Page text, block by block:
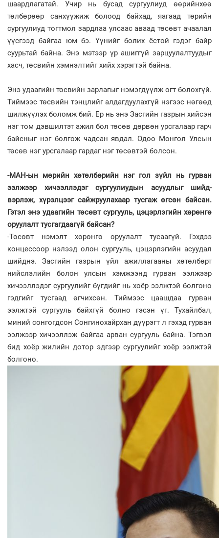
шаардлагатай. Учир нь бусад сургуулиуд өөрийнхөө
төлбөрөөр санхүүжиж болоод байхад, яагаад төрийн
сургуулиуд тогтмол зардлаа улсаас аваад төсөвт ачаалал
үүсгээд байгаа юм бэ. Үүнийг болих ёстой гэдэг байр
суурьтай байна. Энэ мэтээр үр ашиггүй зарцуулалтуудыг
хасч, төсвийн хэмнэлтийг хийх хэрэгтэй байна.
Энэ удаагийн төсвийн зарлагыг нэмэгдүүлж огт болохгүй.
Тиймээс төсвийн тэнцлийг алдагдуулахгүй нэгээс нөгөөд
шилжүүлэх боломж бий. Ер нь энэ Засгийн газрын хийсэн
нэг том дэвшилтэт ажил бол төсөв дөрвөн урсгалаар гарч
байсныг нэг болгож чадсан явдал. Одоо Монгол Улсын
төсөв нэг урсгалаар гардаг нэг төсөвтэй болсон.
-МАН-ын мөрийн хөтөл­бөрийн нэг гол зүйл нь гурван
ээлжээр хичээллэдэг сур­гуулиудын асуудлыг шийд­
вэрлэж, хүрэлцээг сайж­руу­лахаар тусгаж өгсөн бай­сан.
Гэтэл энэ удаа­гийн тө­сөвт сургууль, цэцэр­лэг­ийн хөрөнгө
оруулалт тусгагдаагүй байсан?
-Төсөвт нэмэлт хөрөнгө оруулалт тусаагүй. Гэхдээ
концессоор нэлээд олон сургууль, цэцэрлэгийн асуудал
шийднэ. Засгийн газрын үйл ажиллагааны хөтөлбөрт
нийслэлийн болон улсын хэм­жээнд гурван ээлжээр
хичээл­лэдэг сургуулийг бүгдийг нь хоёр ээлжтэй болгоно
гэдгийг тусгаад өгчихсөн. Тиймээс цаашдаа гурван
ээлжтэй сургууль байхгүй болно гэсэн үг. Тухайлбал,
миний сонгогдсон Сонгинохайрхан дүүрэгт л гэхэд гурван
ээлжээр хичээллэж байгаа арван сургууль байна. Тэгвэл
бид хоёр жилийн дотор эдгээр сургуулийг хоёр ээлжтэй
болгоно.